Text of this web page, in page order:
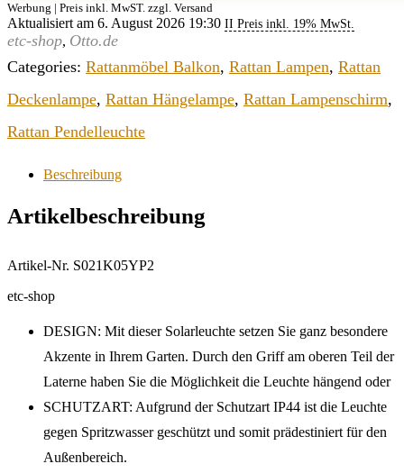
Werbung | Preis inkl. MwST. zzgl. Versand
Aktualisiert am 6. August 2026 19:30 II Preis inkl. 19% MwSt.
etc-shop, Otto.de
Categories: Rattanmöbel Balkon, Rattan Lampen, Rattan
Deckenlampe, Rattan Hängelampe, Rattan Lampenschirm,
Rattan Pendelleuchte
Beschreibung
Artikelbeschreibung
Artikel-Nr. S021K05YP2
etc-shop
DESIGN: Mit dieser Solarleuchte setzen Sie ganz besondere
Akzente in Ihrem Garten. Durch den Griff am oberen Teil der
Laterne haben Sie die Möglichkeit die Leuchte hängend oder
SCHUTZART: Aufgrund der Schutzart IP44 ist die Leuchte
gegen Spritzwasser geschützt und somit prädestiniert für den
Außenbereich.